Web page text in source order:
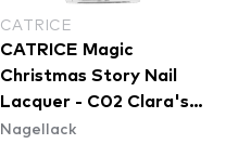
CATRICE
CATRICE Magic
Christmas Story Nail
Lacquer - C02 Clara's
Adventures
Nagellack